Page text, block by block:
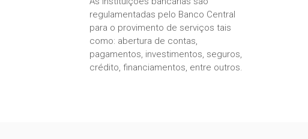
regulamentadas pelo Banco Central
para o provimento de serviços tais
como: abertura de contas,
pagamentos, investimentos, seguros,
crédito, financiamentos, entre outros.